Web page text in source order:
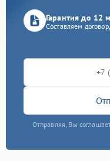
Гарантия до 12
Составляем
Отправляя, Вы